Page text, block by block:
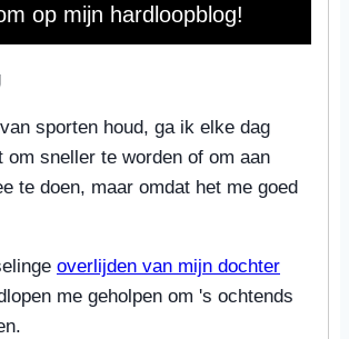
op mijn hardloopblog!
sporten houd, ga ik elke dag
om sneller te worden of om aan
te doen, maar omdat het me goed
overlijden van mijn dochter
me geholpen om 's ochtends